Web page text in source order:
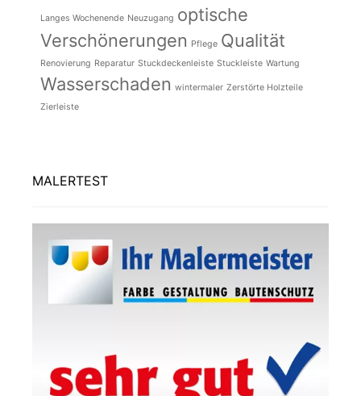
Langes Wochenende Neuzugang optische
Verschönerungen Pflege Qualität
Renovierung Reparatur Stuckdeckenleiste Stuckleiste Wartung
Wasserschaden wintermaler Zerstörte Holzteile
Zierleiste
MALERTEST